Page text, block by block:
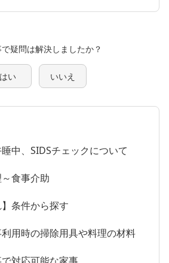
疑問は解決しましたか？
はい いいえ
中、SIDSチェックについて
食事介助
】条件から探す
用時の掃除用具や料理の材料